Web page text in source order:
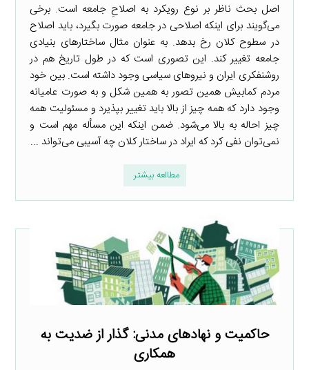
اصل بحث ناظر بر نوع رویکرد به اصلاحِ جامعه است. برخی
می‌گویند برای اینکه اصلاحی در جامعه صورت بگیرد، باید اصلاح
در سطوح کلان رخ بدهد. به عنوان مثال ساختارهای بنیادی
جامعه تغییر کند. این تصوری است که در طول تاریخ هم در
روشنفکری ایران و نیروهای سیاسی وجود داشته است. بین خود
مردم کمابیش همین تصور به همین شکل و به صورت عامیانه
وجود دارد که همه چیز از بالا باید تغییر بپذیرد و مسئولیت همه
چیز احاله به بالا می‌شود. ضمن اینکه این مسأله مهم است و
نمی‌توان نفی کرد که ایراد در ساختار کلان چه آسیبی می‌تواند ...
مطالعه بیشتر
حاکمیت و نهادهای مدنی: گذار از ضدیت به
همکاری